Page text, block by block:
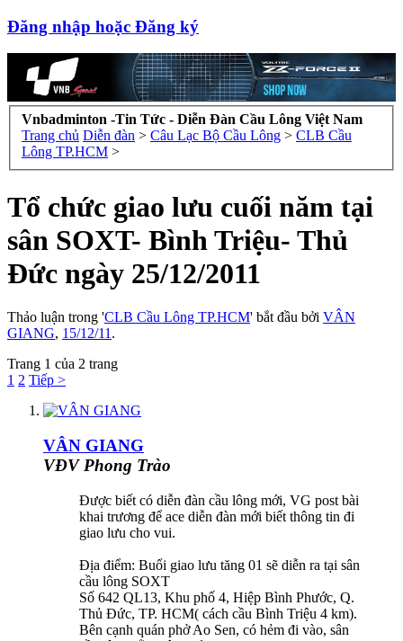
Đăng nhập hoặc Đăng ký
Vnbadminton -Tin Tức - Diễn Đàn Cầu Lông Việt Nam
Trang chủ Diễn đàn > Câu Lạc Bộ Cầu Lông > CLB Cầu
Lông TP.HCM >
Tổ chức giao lưu cuối năm tại
sân SOXT- Bình Triệu- Thủ
Đức ngày 25/12/2011
Thảo luận trong 'CLB Cầu Lông TP.HCM' bắt đầu bởi VÂN
GIANG, 15/12/11 .
Trang 1 của 2 trang
1 2 Tiếp >
VÂN GIANG
VĐV Phong Trào
Được biết có diễn đàn cầu lông mới, VG post bài
khai trương để ace diễn đàn mới biết thông tin đi
giao lưu cho vui.
Địa điểm: Buổi giao lưu tăng 01 sẽ diễn ra tại sân
cầu lông SOXT
Số 642 QL13, Khu phố 4, Hiệp Bình Phước, Q.
Thủ Đức, TP. HCM( cách cầu Bình Triệu 4 km).
Bên cạnh quán phở Ao Sen, có hẻm đi vào, sân